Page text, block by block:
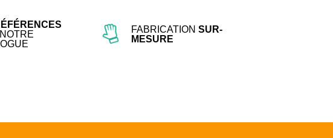
FABRICATION SUR-
MESURE